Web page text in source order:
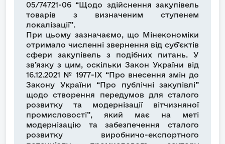
05/74721-06 “Щодо здійснення закупівель
товарів з визначеним ступенем
локалізації”.
При цьому зазначаємо, що Мінекономіки
отримало численні звернення від суб’єктів
сфери закупівель з подібних питань. У
зв’язку з цим, оскільки Закон України від
16.12.2021 № 1977-ІХ “Про внесення змін до
Закону України “Про публічні закупівлі”
щодо створення передумов для сталого
розвитку та модернізації вітчизняної
промисловості”, який має на меті
модернізацію та забезпечення сталого
розвитку виробничо-експортного